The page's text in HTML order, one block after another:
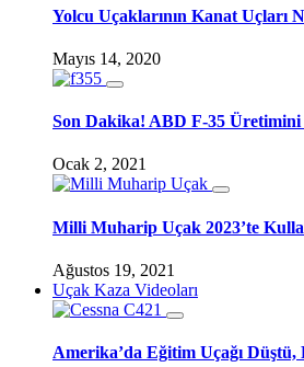
Yolcu Uçaklarının Kanat Uçları
Mayıs 14, 2020
Son Dakika! ABD F-35
Ocak 2, 2021
Milli Muharip Uçak 2023’te
Ağustos 19, 2021
Uçak Kaza Videoları
Amerika’da Eğitim Uçağı Düştü,